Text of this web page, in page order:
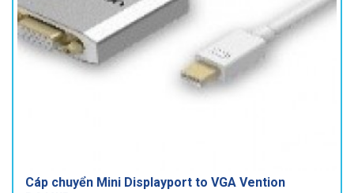
Cáp chuyển Mini Displayport to VGA Vention